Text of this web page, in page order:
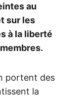
au
sur les
à la liberté
portent des
la